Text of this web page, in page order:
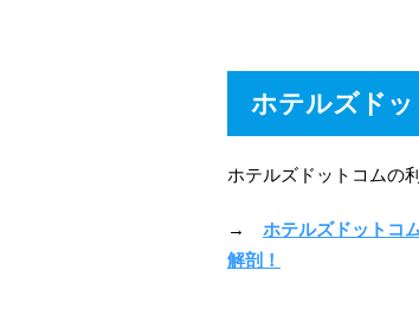
ホテルズドッ
ホテルズドットコムの
→ ホテルズドットコ
解剖！